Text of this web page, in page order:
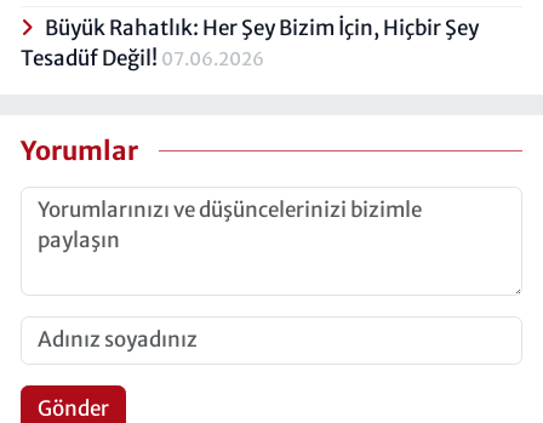
Büyük Rahatlık: Her Şey Bizim İçin, Hiçbir Şey
Tesadüf Değil! 07.06.2026
Yorumlar
Gönder